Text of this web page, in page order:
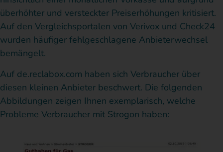
überhöhter und versteckter Preiserhöhungen kritisiert.
Auf den Vergleichsportalen von Verivox und Check24
wurden häufiger fehlgeschlagene Anbieterwechsel
bemängelt.
Auf de.reclabox.com haben sich Verbraucher über
diesen kleinen Anbieter beschwert. Die folgenden
Abbildungen zeigen Ihnen exemplarisch, welche
Probleme Verbraucher mit Strogon haben: